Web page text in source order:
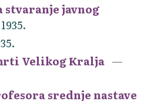
stvaranje javnog
1935.
Velikog Kralja
srednje nastave